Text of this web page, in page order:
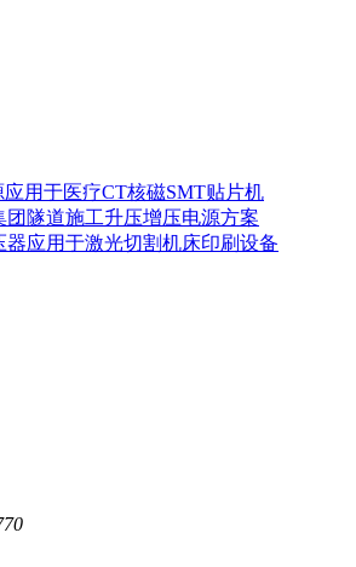
应用于医疗CT核磁SMT贴片机
团隧道施工升压增压电源方案
器应用于激光切割机床印刷设备